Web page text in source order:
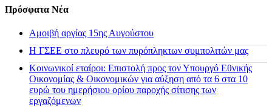
Πρόσφατα Νέα
Αμοιβή αργίας 15ης Αυγούστου
H ΓΣΕΕ στο πλευρό των πυρόπληκτων συμπολιτών μας
Κοινωνικοί εταίροι: Επιστολή προς τον Υπουργό Εθνικής
Οικονομίας & Οικονομικών για αύξηση από τα 6 στα 10
ευρώ του ημερήσιου ορίου παροχής σίτισης των
εργαζόμενων